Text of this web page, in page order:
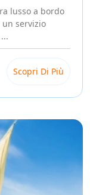
lusso a bordo
un servizio
Scopri Di Più